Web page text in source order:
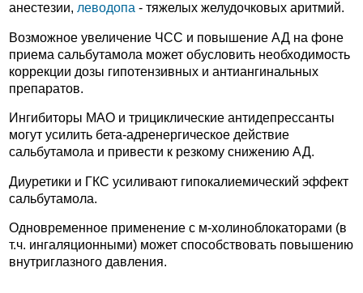
анестезии, леводопа - тяжелых желудочковых аритмий.
Возможное увеличение ЧСС и повышение АД на фоне
приема сальбутамола может обусловить необходимость
коррекции дозы гипотензивных и антиангинальных
препаратов.
Ингибиторы МАО и трициклические антидепрессанты
могут усилить бета-адренергическое действие
сальбутамола и привести к резкому снижению АД.
Диуретики и ГКС усиливают гипокалиемический эффект
сальбутамола.
Одновременное применение с м-холиноблокаторами (в
т.ч. ингаляционными) может способствовать повышению
внутриглазного давления.